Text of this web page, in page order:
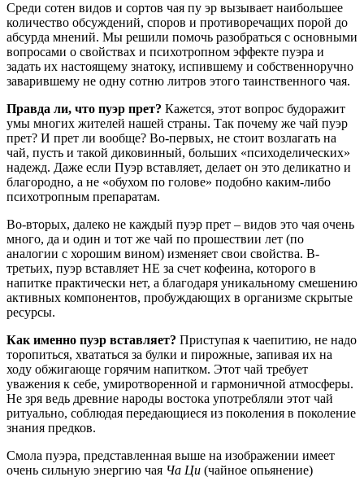
Среди сотен видов и сортов чая пу эр вызывает наибольшее
количество обсуждений, споров и противоречащих порой до
абсурда мнений. Мы решили помочь разобраться с основными
вопросами о свойствах и психотропном эффекте пуэра и
задать их настоящему знатоку, испившему и собственноручно
заварившему не одну сотню литров этого таинственного чая.
Правда ли, что пуэр прет? Кажется, этот вопрос будоражит
умы многих жителей нашей страны. Так почему же чай пуэр
прет? И прет ли вообще? Во-первых, не стоит возлагать на
чай, пусть и такой диковинный, больших «психоделических»
надежд. Даже если Пуэр вставляет, делает он это деликатно и
благородно, а не «обухом по голове» подобно каким-либо
психотропным препаратам.
Во-вторых, далеко не каждый пуэр прет – видов это чая очень
много, да и один и тот же чай по прошествии лет (по
аналогии с хорошим вином) изменяет свои свойства. В-
третьих, пуэр вставляет НЕ за счет кофеина, которого в
напитке практически нет, а благодаря уникальному смешению
активных компонентов, пробуждающих в организме скрытые
ресурсы.
Как именно пуэр вставляет? Приступая к чаепитию, не надо
торопиться, хвататься за булки и пирожные, запивая их на
ходу обжигающе горячим напитком. Этот чай требует
уважения к себе, умиротворенной и гармоничной атмосферы.
Не зря ведь древние народы востока употребляли этот чай
ритуально, соблюдая передающиеся из поколения в поколение
знания предков.
Смола пуэра, представленная выше на изображении имеет
очень сильную энергию чая Ча Ци (чайное опьянение)